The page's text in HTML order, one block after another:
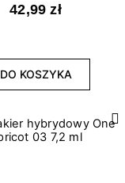
42,99 zł
DO KOSZYKA